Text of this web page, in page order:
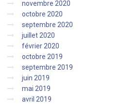
novembre 2020
octobre 2020
septembre 2020
juillet 2020
février 2020
octobre 2019
septembre 2019
juin 2019
mai 2019
avril 2019